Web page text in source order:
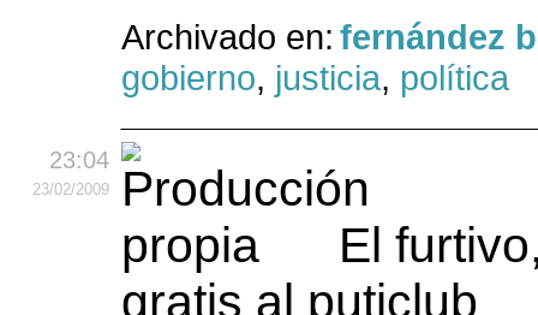
Archivado en: fernández
gobierno, justicia, política
23:04
23/02/2009
El
gratis al puticlub